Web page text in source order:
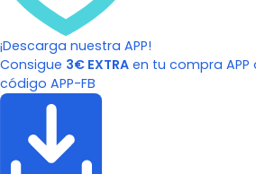
¡Descarga nuestra APP!
Consigue 3€ EXTRA en tu compra
código APP-FB